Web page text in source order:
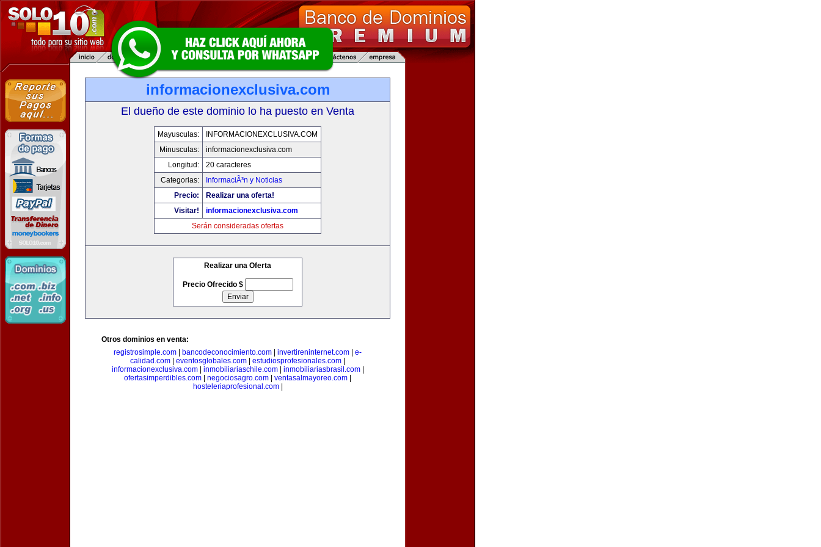
informacionexclusiva.com
El dueño de este dominio lo ha puesto en Venta
Mayusculas:
INFORMACIONEXCLUSIVA.COM
Minusculas:
informacionexclusiva.com
Longitud:
20 caracteres
Categorias:
InformaciÃ³n y Noticias
Precio:
Realizar una oferta!
Visitar!
informacionexclusiva.com
Serán consideradas ofertas
Realizar una Oferta
Precio Ofrecido $
Otros dominios en venta:
registrosimple.com
bancodeconocimiento.com invertireninternet.com
e-
calidad.com
eventosglobales.com estudiosprofesionales.com
informacionexclusiva.com| inmobiliariaschile.com| inmobiliariasbrasil.com|
ofertasimperdibles.com
negociosagro.com ventasalmayoreo.com
hosteleriaprofesional.com|